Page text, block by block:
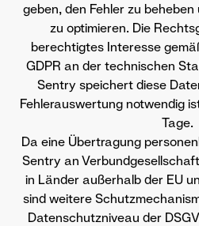
geben, den Fehler zu
zu optimieren. Die
berechtigtes Interesse
GDPR an der technischen
Sentry speichert diese
Fehlerauswertung notwendig
Tage.
Da eine Übertragung
Sentry an
in Länder außerhalb der EU
sind weitere
Datenschutzniveau der